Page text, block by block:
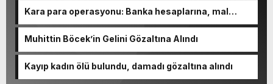
Kara para operasyonu: Banka hesaplarına, mal
Muhittin Böcek’in Gelini Gözaltına Alındı
Kayıp kadın ölü bulundu, damadı gözaltına alındı